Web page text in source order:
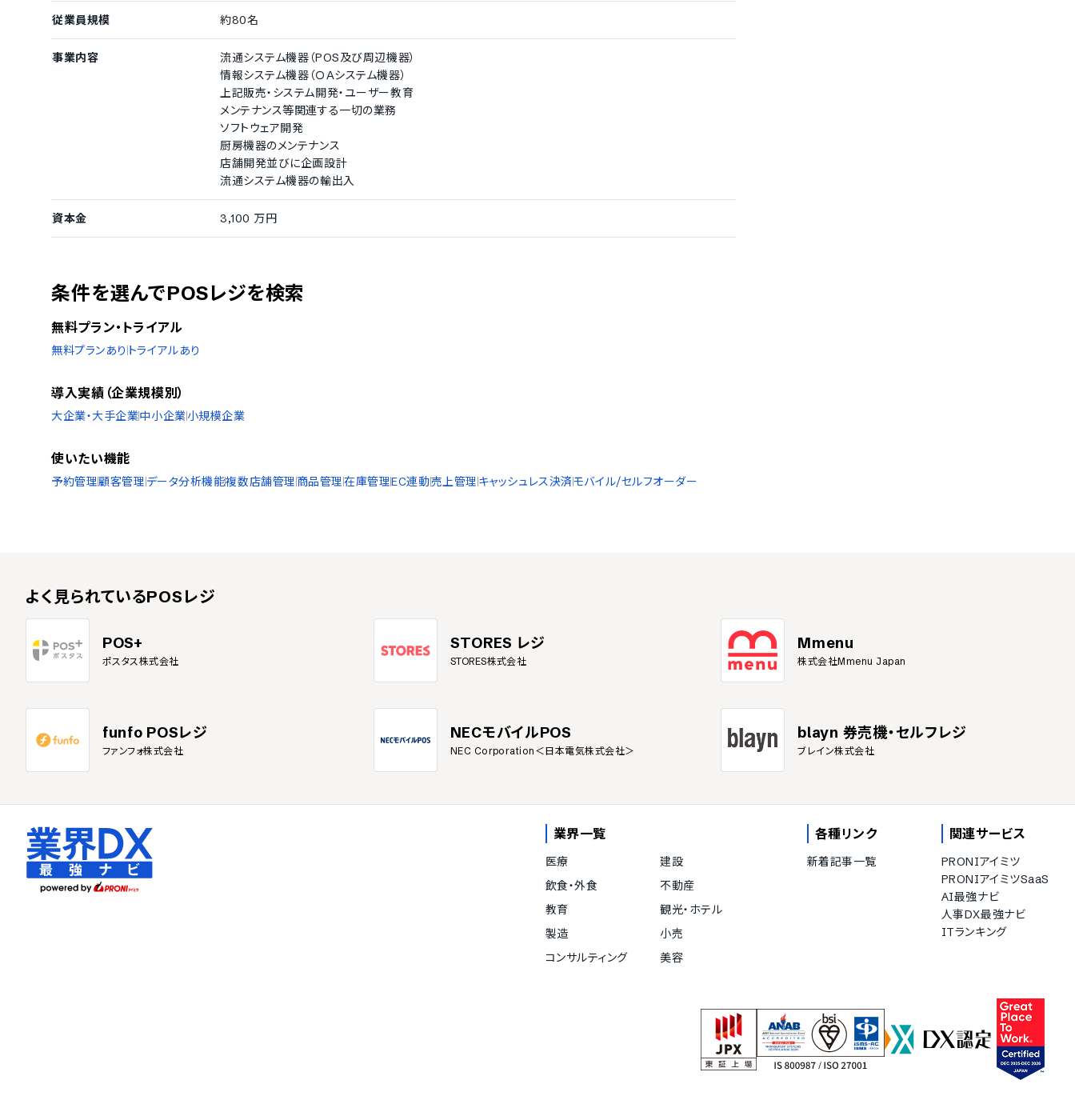
従業員規模 約80名
事業内容
流通システム機器（POS及び周辺機器）
情報システム機器（ＯＡシステム機器）
上記販売・システム開発・ユーザー教育
メンテナンス等関連する一切の業務
ソフトウェア開発
厨房機器のメンテナンス
店舗開発並びに企画設計
流通システム機器の輸出入
資本金 3,100 万円
条件を選んでPOSレジを検索
無料プラン・トライアル
無料プランあり トライアルあり
導入実績（企業規模別）
大企業・大手企業中小企業小規模企業
使いたい機能
予約管理顧客管理データ分析機能複数店舗管理商品管理在庫管理EC連動売上管理キャッシュレス決済モバイル/セルフオーダー
よく見られているPOSレジ
POS+
ポスタス株式会社
STORES レジ
STORES株式会社
Mmenu
株式会社Mmenu Japan
funfo POSレジ
ファンフォ株式会社
NECモバイルPOS
NEC Corporation＜日本電気株式会社＞
blayn 券売機・セルフレジ
ブレイン株式会社
業界一覧
医療
建設
飲食・外食
不動産
教育
観光・ホテル
製造
小売
コンサルティング
美容
各種リンク
新着記事一覧
関連サービス
PRONIアイミツ
PRONIアイミツSaaS
AI最強ナビ
人事DX最強ナビ
ITランキング